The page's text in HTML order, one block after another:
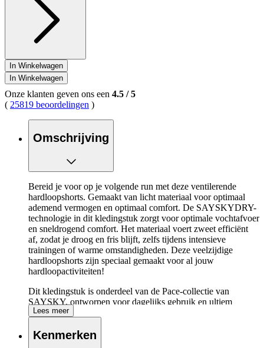
In Winkelwagen
In Winkelwagen
Onze klanten geven ons een 4.5 /5
( 25819 beoordelingen )
Omschrijving
Bereid je voor op je volgende run met deze ventilerende
hardloopshorts. Gemaakt van licht materiaal voor optimaal
ademend vermogen en optimaal comfort. De SAYSKYDRY-
technologie in dit kledingstuk zorgt voor optimale vochtafvoer
en sneldrogend comfort. Het materiaal voert zweet efficiënt
af, zodat je droog en fris blijft, zelfs tijdens intensieve
trainingen of warme omstandigheden. Deze veelzijdige
hardloopshorts zijn speciaal gemaakt voor al jouw
hardloopactiviteiten!
Dit kledingstuk is onderdeel van de Pace-collectie van
SAYSKY, ontworpen voor dagelijks gebruik en ultiem
comfort. De collectie biedt lichtgewicht, ademende en
run stijlvol en moeiteloos door te komen.
Lees meer
Kenmerken